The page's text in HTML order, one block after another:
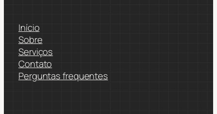
Início
Sobre
Serviços
Contato
Perguntas frequentes